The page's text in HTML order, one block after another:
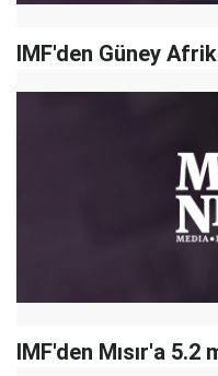
IMF'den Güney
IMF'den Mısır'a